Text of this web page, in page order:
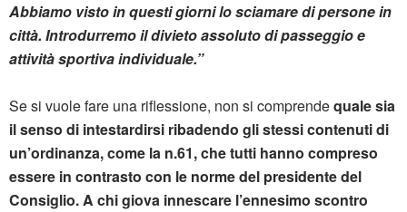
Abbiamo visto in questi giorni lo sciamare di persone in
città. Introdurremo il divieto assoluto di passeggio e
attività sportiva individuale.”
Se si vuole fare una riflessione, non si comprendequale sia
il senso di intestardirsi ribadendo gli stessi contenuti di
un’ordinanza, come la n.61, che tutti hanno compreso
essere in contrasto con le norme del presidente del
Consiglio. A chi giova innescare l’ennesimo scontro